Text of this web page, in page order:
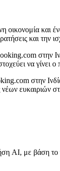
και
και την
στην
να γίνει ο
στην
νέων ευκαιριών
AI, με βάση